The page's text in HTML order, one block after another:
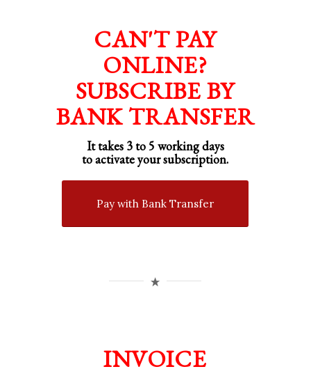
CAN'T PAY
ONLINE?
SUBSCRIBE BY
BANK TRANSFER
It takes 3 to 5 working days
to activate your subscription.
Pay with Bank Transfer
INVOICE